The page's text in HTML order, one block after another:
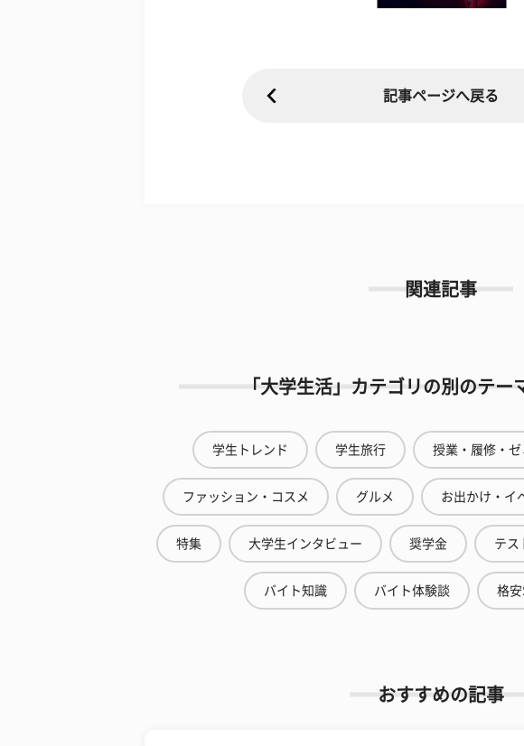
記事ページへ戻る
関連記事
「大学生活」カテゴリの別のテー
学生トレンド 学生旅行 授業・履修・ゼ
ファッション・コスメ グルメ お出かけ・イ
特集 大学生インタビュー 奨学金 テス
バイト知識 バイト体験談 格安
おすすめの記事